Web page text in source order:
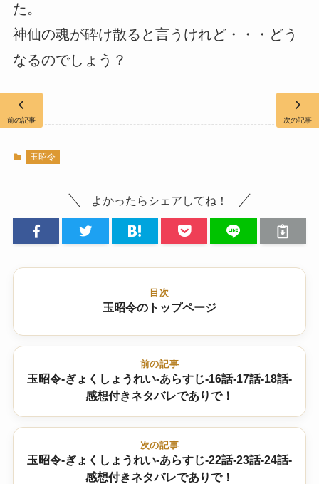
た。
神仙の魂が砕け散ると言うけれど・・・どう
なるのでしょう？
玉昭令
よかったらシェアしてね！
目次
玉昭令のトップページ
前の記事
玉昭令-ぎょくしょうれい-あらすじ-16話-17話-18話-
感想付きネタバレでありで！
次の記事
玉昭令-ぎょくしょうれい-あらすじ-22話-23話-24話-
感想付きネタバレでありで！
前の記事 次の記事